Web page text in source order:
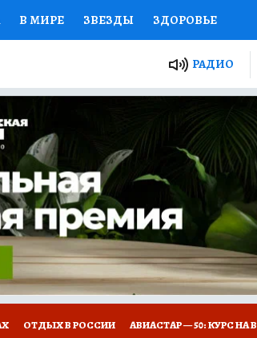
В МИРЕ ЗВЕЗДЫ ЗДОРОВЬЕ
ПРОЕКТЫ РОССИИ
ЖЕНСКИЕ СЕКРЕТЫ
ДЕФИЦИТ ЖЕЛЕЗА
РАБОТА У НАС ГИД ПОТРЕБИТЕЛЯ
РАДИО
ОТДЫХ В РОССИИ АВИАСТАР — 50: КУРС НА